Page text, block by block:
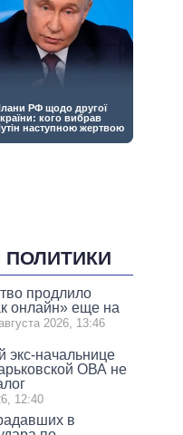
ПОЛИТИКИ
продлило
онлайн» еще на
2026, 13:46
экс-начальнице
ОВА не
12:40
в